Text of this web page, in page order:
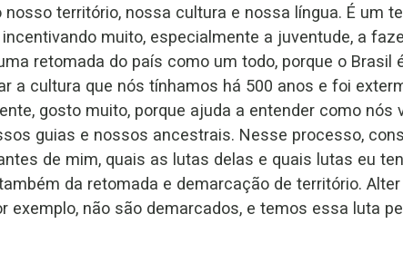
território, nossa cultura e nossa língua. É um
muito, especialmente a juventude, a
retomada do país como um todo, porque o Brasil
a cultura que nós tínhamos há 500 anos e foi
gosto muito, porque ajuda a entender como nós
guias e nossos ancestrais. Nesse processo,
de mim, quais as lutas delas e quais lutas eu
da retomada e demarcação de território. Alter
exemplo, não são demarcados, e temos essa luta